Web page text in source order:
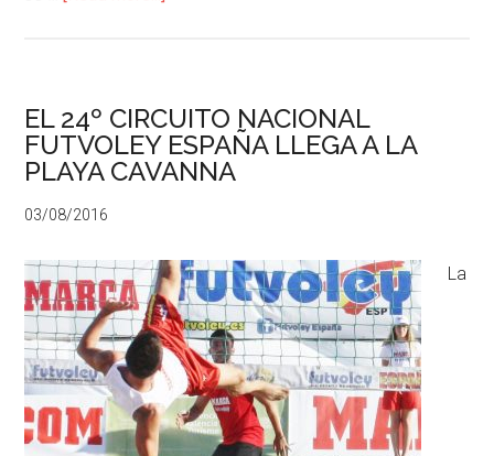
EL 24º CIRCUITO NACIONAL
FUTVOLEY ESPAÑA LLEGA A LA
PLAYA CAVANNA
03/08/2016
La